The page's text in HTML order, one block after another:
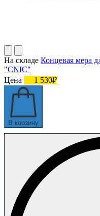
На складе Концевая мера
"CNIC"
Цена
1 530₽
В корзину